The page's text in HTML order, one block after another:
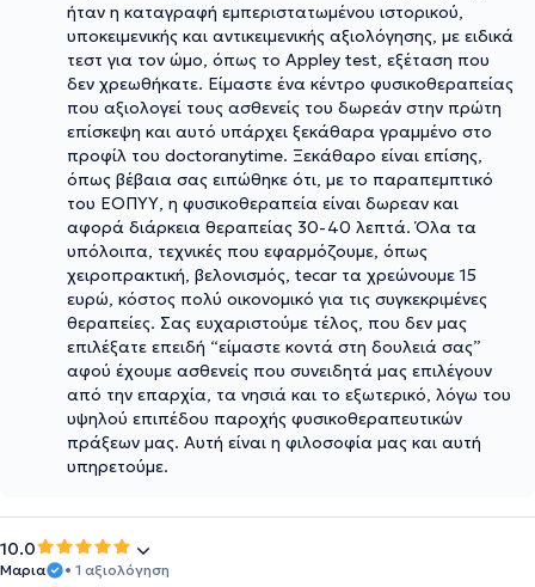
ήταν η καταγραφή εμπεριστατωμένου ιστορικού,
υποκειμενικής και αντικειμενικής αξιολόγησης, με ειδικά
τεστ για τον ώμο, όπως το Appley test, εξέταση που
δεν χρεωθήκατε. Είμαστε ένα κέντρο φυσικοθεραπείας
που αξιολογεί τους ασθενείς του δωρεάν στην πρώτη
επίσκεψη και αυτό υπάρχει ξεκάθαρα γραμμένο στο
προφίλ του doctoranytime. Ξεκάθαρο είναι επίσης,
όπως βέβαια σας ειπώθηκε ότι, με το παραπεμπτικό
του ΕΟΠΥΥ, η φυσικοθεραπεία είναι δωρεαν και
αφορά διάρκεια θεραπείας 30-40 λεπτά. Όλα τα
υπόλοιπα, τεχνικές που εφαρμόζουμε, όπως
χειροπρακτική, βελονισμός, tecar τα χρεώνουμε 15
ευρώ, κόστος πολύ οικονομικό για τις συγκεκριμένες
θεραπείες. Σας ευχαριστούμε τέλος, που δεν μας
επιλέξατε επειδή “είμαστε κοντά στη δουλειά σας”
αφού έχουμε ασθενείς που συνειδητά μας επιλέγουν
από την επαρχία, τα νησιά και το εξωτερικό, λόγω του
υψηλού επιπέδου παροχής φυσικοθεραπευτικών
πράξεων μας. Αυτή είναι η φιλοσοφία μας και αυτή
υπηρετούμε.
10.0
Μαρια • 1 αξιολόγηση